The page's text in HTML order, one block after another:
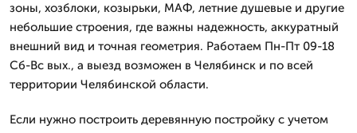
зоны, хозблоки, козырьки, МАФ, летние душевые и другие
небольшие строения, где важны надежность, аккуратный
внешний вид и точная геометрия. Работаем Пн-Пт 09-18
Сб-Вс вых., а выезд возможен в Челябинск и по всей
территории Челябинской области.
Если нужно построить деревянную постройку с учетом